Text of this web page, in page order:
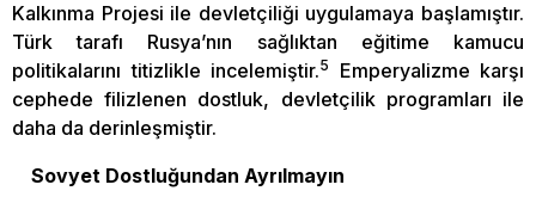
Kalkınma Projesi ile devletçiliği uygulamaya başlamıştır.
Türk tarafı Rusya’nın sağlıktan eğitime kamucu
politikalarını titizlikle incelemiştir.5
Emperyalizme karşı
cephede filizlenen dostluk, devletçilik programları ile
daha da derinleşmiştir.
Sovyet Dostluğundan Ayrılmayın